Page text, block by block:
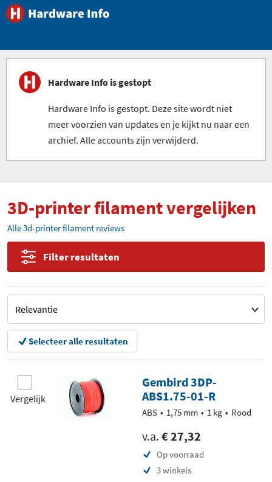
Hardware Info is gestopt
Hardware Info is gestopt. Deze site wordt niet
meer voorzien van updates en je kijkt nu naar een
archief. Alle accounts zijn verwijderd.
3D-printer filament vergelijken
Alle 3d-printer filament reviews
Filter resultaten
Selecteer alle resultaten
Vergelijk
Gembird 3DP-
ABS1.75-01-R
ABS 1,75 mm 1 kg Rood
v.a. € 27,32
Op voorraad
3 winkels